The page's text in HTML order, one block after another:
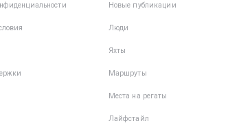
Новые публикации
Люди
Яхты
Маршруты
Места на регаты
Лайфстайл